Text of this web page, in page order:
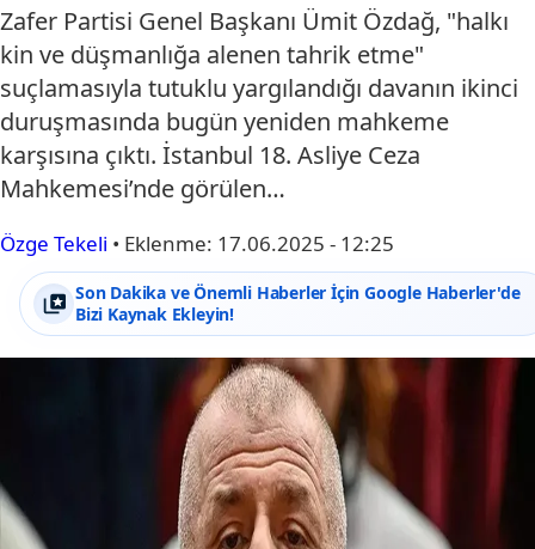
Zafer Partisi Genel Başkanı Ümit Özdağ, "halkı
kin ve düşmanlığa alenen tahrik etme"
suçlamasıyla tutuklu yargılandığı davanın ikinci
duruşmasında bugün yeniden mahkeme
karşısına çıktı. İstanbul 18. Asliye Ceza
Mahkemesi’nde görülen…
Özge Tekeli • Eklenme: 17.06.2025 - 12:25
Son Dakika ve Önemli Haberler İçin Google Haberler'de
Bizi Kaynak Ekleyin!